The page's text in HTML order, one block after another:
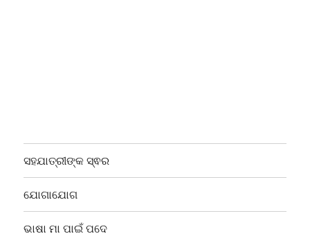
ସହଯାତ୍ରୀଙ୍କ ସ୍ଵର
ଯୋଗାଯୋଗ
ଭାଷା ମା ପାଇଁ ପଦେ